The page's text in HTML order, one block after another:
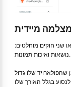
מיידית
שני חוקים מוחלטים:
נושאות ואיכות תמונות.
שהפולארויד שלו גדול